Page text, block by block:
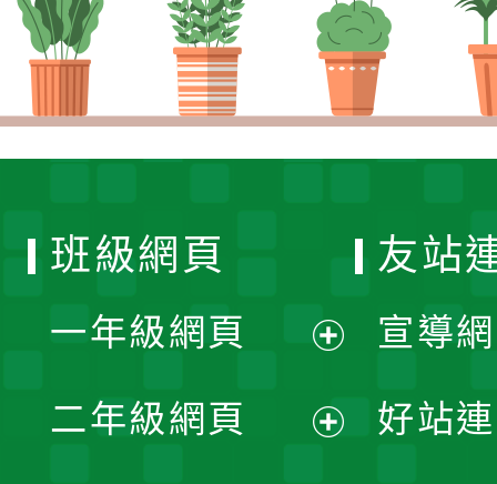
班級網頁
一年級網頁
開
二年級網頁
友站
宣導
好站